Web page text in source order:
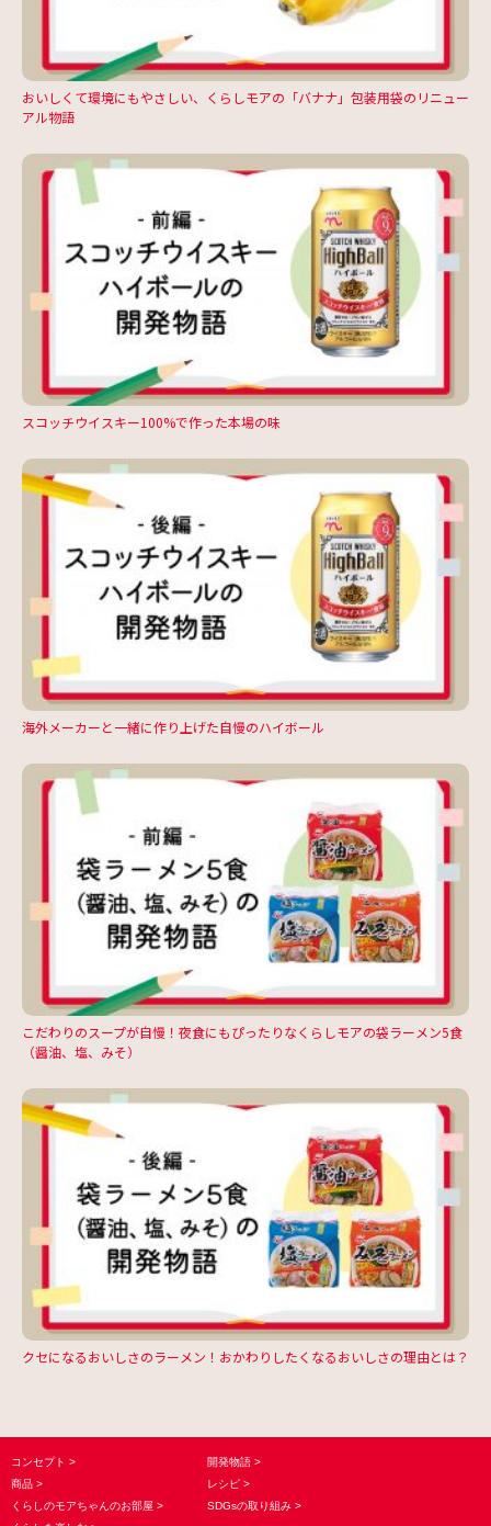
おいしくて環境にもやさしい、くらしモアの「バナナ」包装用袋のリニュー
アル物語
スコッチウイスキー100%で作った本場の味
海外メーカーと一緒に作り上げた自慢のハイボール
こだわりのスープが自慢！夜食にもぴったりなくらしモアの袋ラーメン5食
（醤油、塩、みそ）
クセになるおいしさのラーメン！おかわりしたくなるおいしさの理由とは？
コンセプト
商品
くらしのモアちゃんのお部屋
開発物語
レシピ
SDGsの取り組み